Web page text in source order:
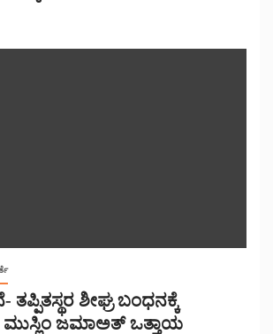
ತಪ್ಪಿತಸ್ಥರ ಶೀಘ್ರ ಬಂಧನಕ್ಕೆ
ಮುಸ್ಲಿಂ ಜಮಾಅತ್ ಒತ್ತಾಯ